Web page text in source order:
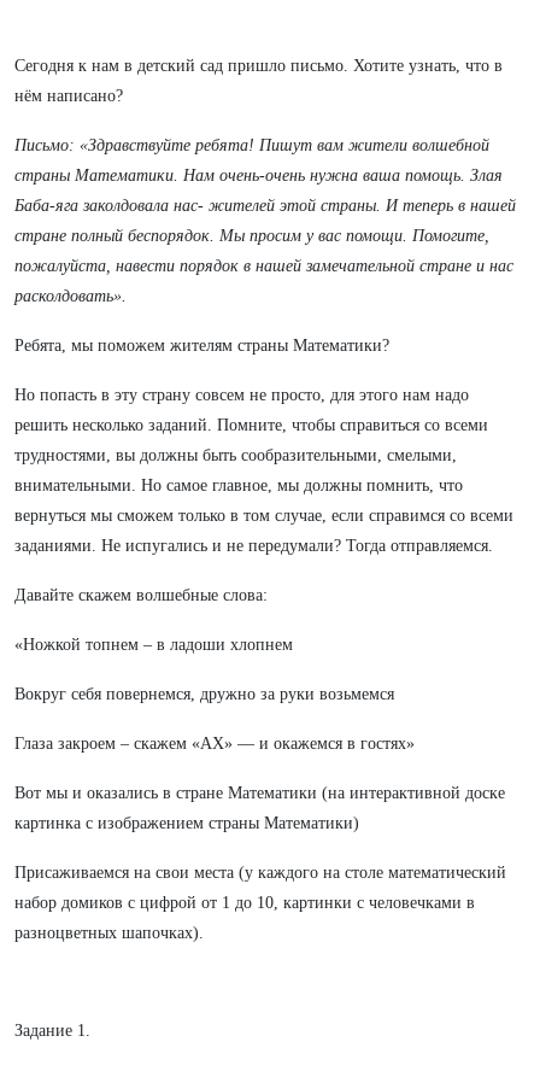
Сегодня к нам в детский сад пришло письмо. Хотите узнать, что в
нём написано?
Письмо: «Здравствуйте ребята! Пишут вам жители волшебной
страны Математики. Нам очень-очень нужна ваша помощь. Злая
Баба-яга заколдовала нас- жителей этой страны. И теперь в нашей
стране полный беспорядок. Мы просим у вас помощи. Помогите,
пожалуйста, навести порядок в нашей замечательной стране и нас
расколдовать».
Ребята, мы поможем жителям страны Математики?
Но попасть в эту страну совсем не просто, для этого нам надо
решить несколько заданий. Помните, чтобы справиться со всеми
трудностями, вы должны быть сообразительными, смелыми,
внимательными. Но самое главное, мы должны помнить, что
вернуться мы сможем только в том случае, если справимся со всеми
заданиями. Не испугались и не передумали? Тогда отправляемся.
Давайте скажем волшебные слова:
«Ножкой топнем – в ладоши хлопнем
Вокруг себя повернемся, дружно за руки возьмемся
Глаза закроем – скажем «АХ» — и окажемся в гостях»
Вот мы и оказались в стране Математики (на интерактивной доске
картинка с изображением страны Математики)
Присаживаемся на свои места (у каждого на столе математический
набор домиков с цифрой от 1 до 10, картинки с человечками в
разноцветных шапочках).
Задание 1.